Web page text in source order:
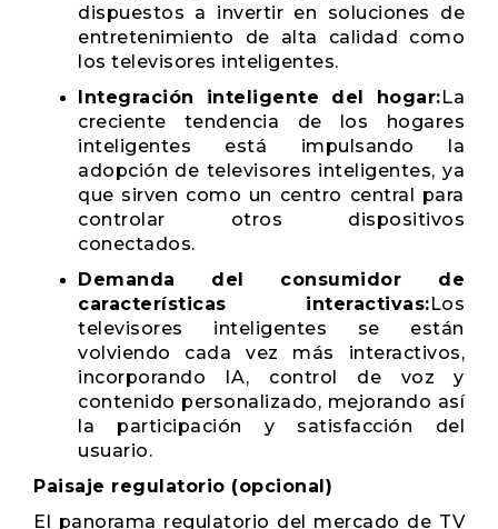
dispuestos a invertir en soluciones de
entretenimiento de alta calidad como
los televisores inteligentes.
Integración inteligente del hogar:La
creciente tendencia de los hogares
inteligentes está impulsando la
adopción de televisores inteligentes, ya
que sirven como un centro central para
controlar otros dispositivos
conectados.
Demanda del consumidor de
características interactivas:Los
televisores inteligentes se están
volviendo cada vez más interactivos,
incorporando IA, control de voz y
contenido personalizado, mejorando así
la participación y satisfacción del
usuario.
Paisaje regulatorio (opcional)
El panorama regulatorio del mercado de TV